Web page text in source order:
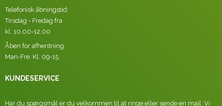
Telefonisk åbningstid:
Tirsdag - Fredag fra
kl. 10.00-12.00
Åben for afhentning:
Man-Fre: Kl. 09-15
KUNDESERVICE
Har du spørgsmål er du velkommen til at ringe eller sende en mail. Vi